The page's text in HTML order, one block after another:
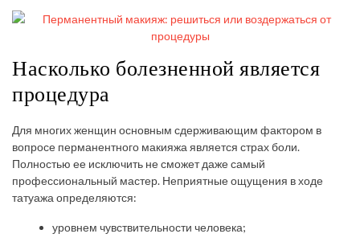
Насколько болезненной является
процедура
Для многих женщин основным сдерживающим фактором в
вопросе перманентного макияжа является страх боли.
Полностью ее исключить не сможет даже самый
профессиональный мастер. Неприятные ощущения в ходе
татуажа определяются:
уровнем чувствительности человека;